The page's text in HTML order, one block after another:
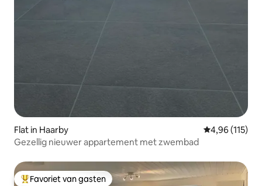
Flat in Haarby Gemiddelde
4,96 (115)
Gezellig nieuwer appartement met zwembad
Favoriet van gasten